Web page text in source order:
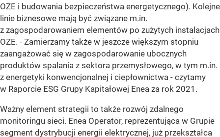
OZE i budowania bezpieczeństwa energetycznego). Kolejne
linie biznesowe mają być związane m.in.
z zagospodarowaniem elementów po zużytych instalacjach
OZE. - Zamierzamy także w jeszcze większym stopniu
zaangażować się w zagospodarowanie ubocznych
produktów spalania z sektora przemysłowego, w tym m.in.
z energetyki konwencjonalnej i ciepłownictwa - czytamy
w Raporcie ESG Grupy Kapitałowej Enea za rok 2021.
Ważny element strategii to także rozwój zdalnego
monitoringu sieci. Enea Operator, reprezentująca w Grupie
segment dystrybucji energii elektrycznej, już przekształca